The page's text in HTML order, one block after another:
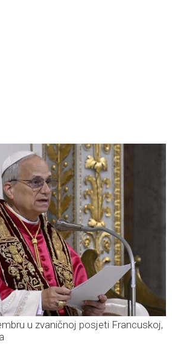
u zvaničnoj posjeti Francuskoj,